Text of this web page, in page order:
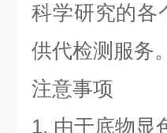
科学研究的各
供代检测服务。
注意事项
1. 由于底物显